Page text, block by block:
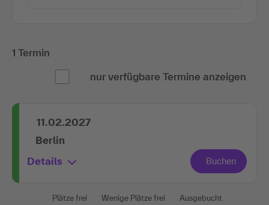
1 Termin
nur verfügbare Termine anzeigen
11.02.2027
Berlin
Details
Plätze frei Wenige Plätze frei Ausgebucht